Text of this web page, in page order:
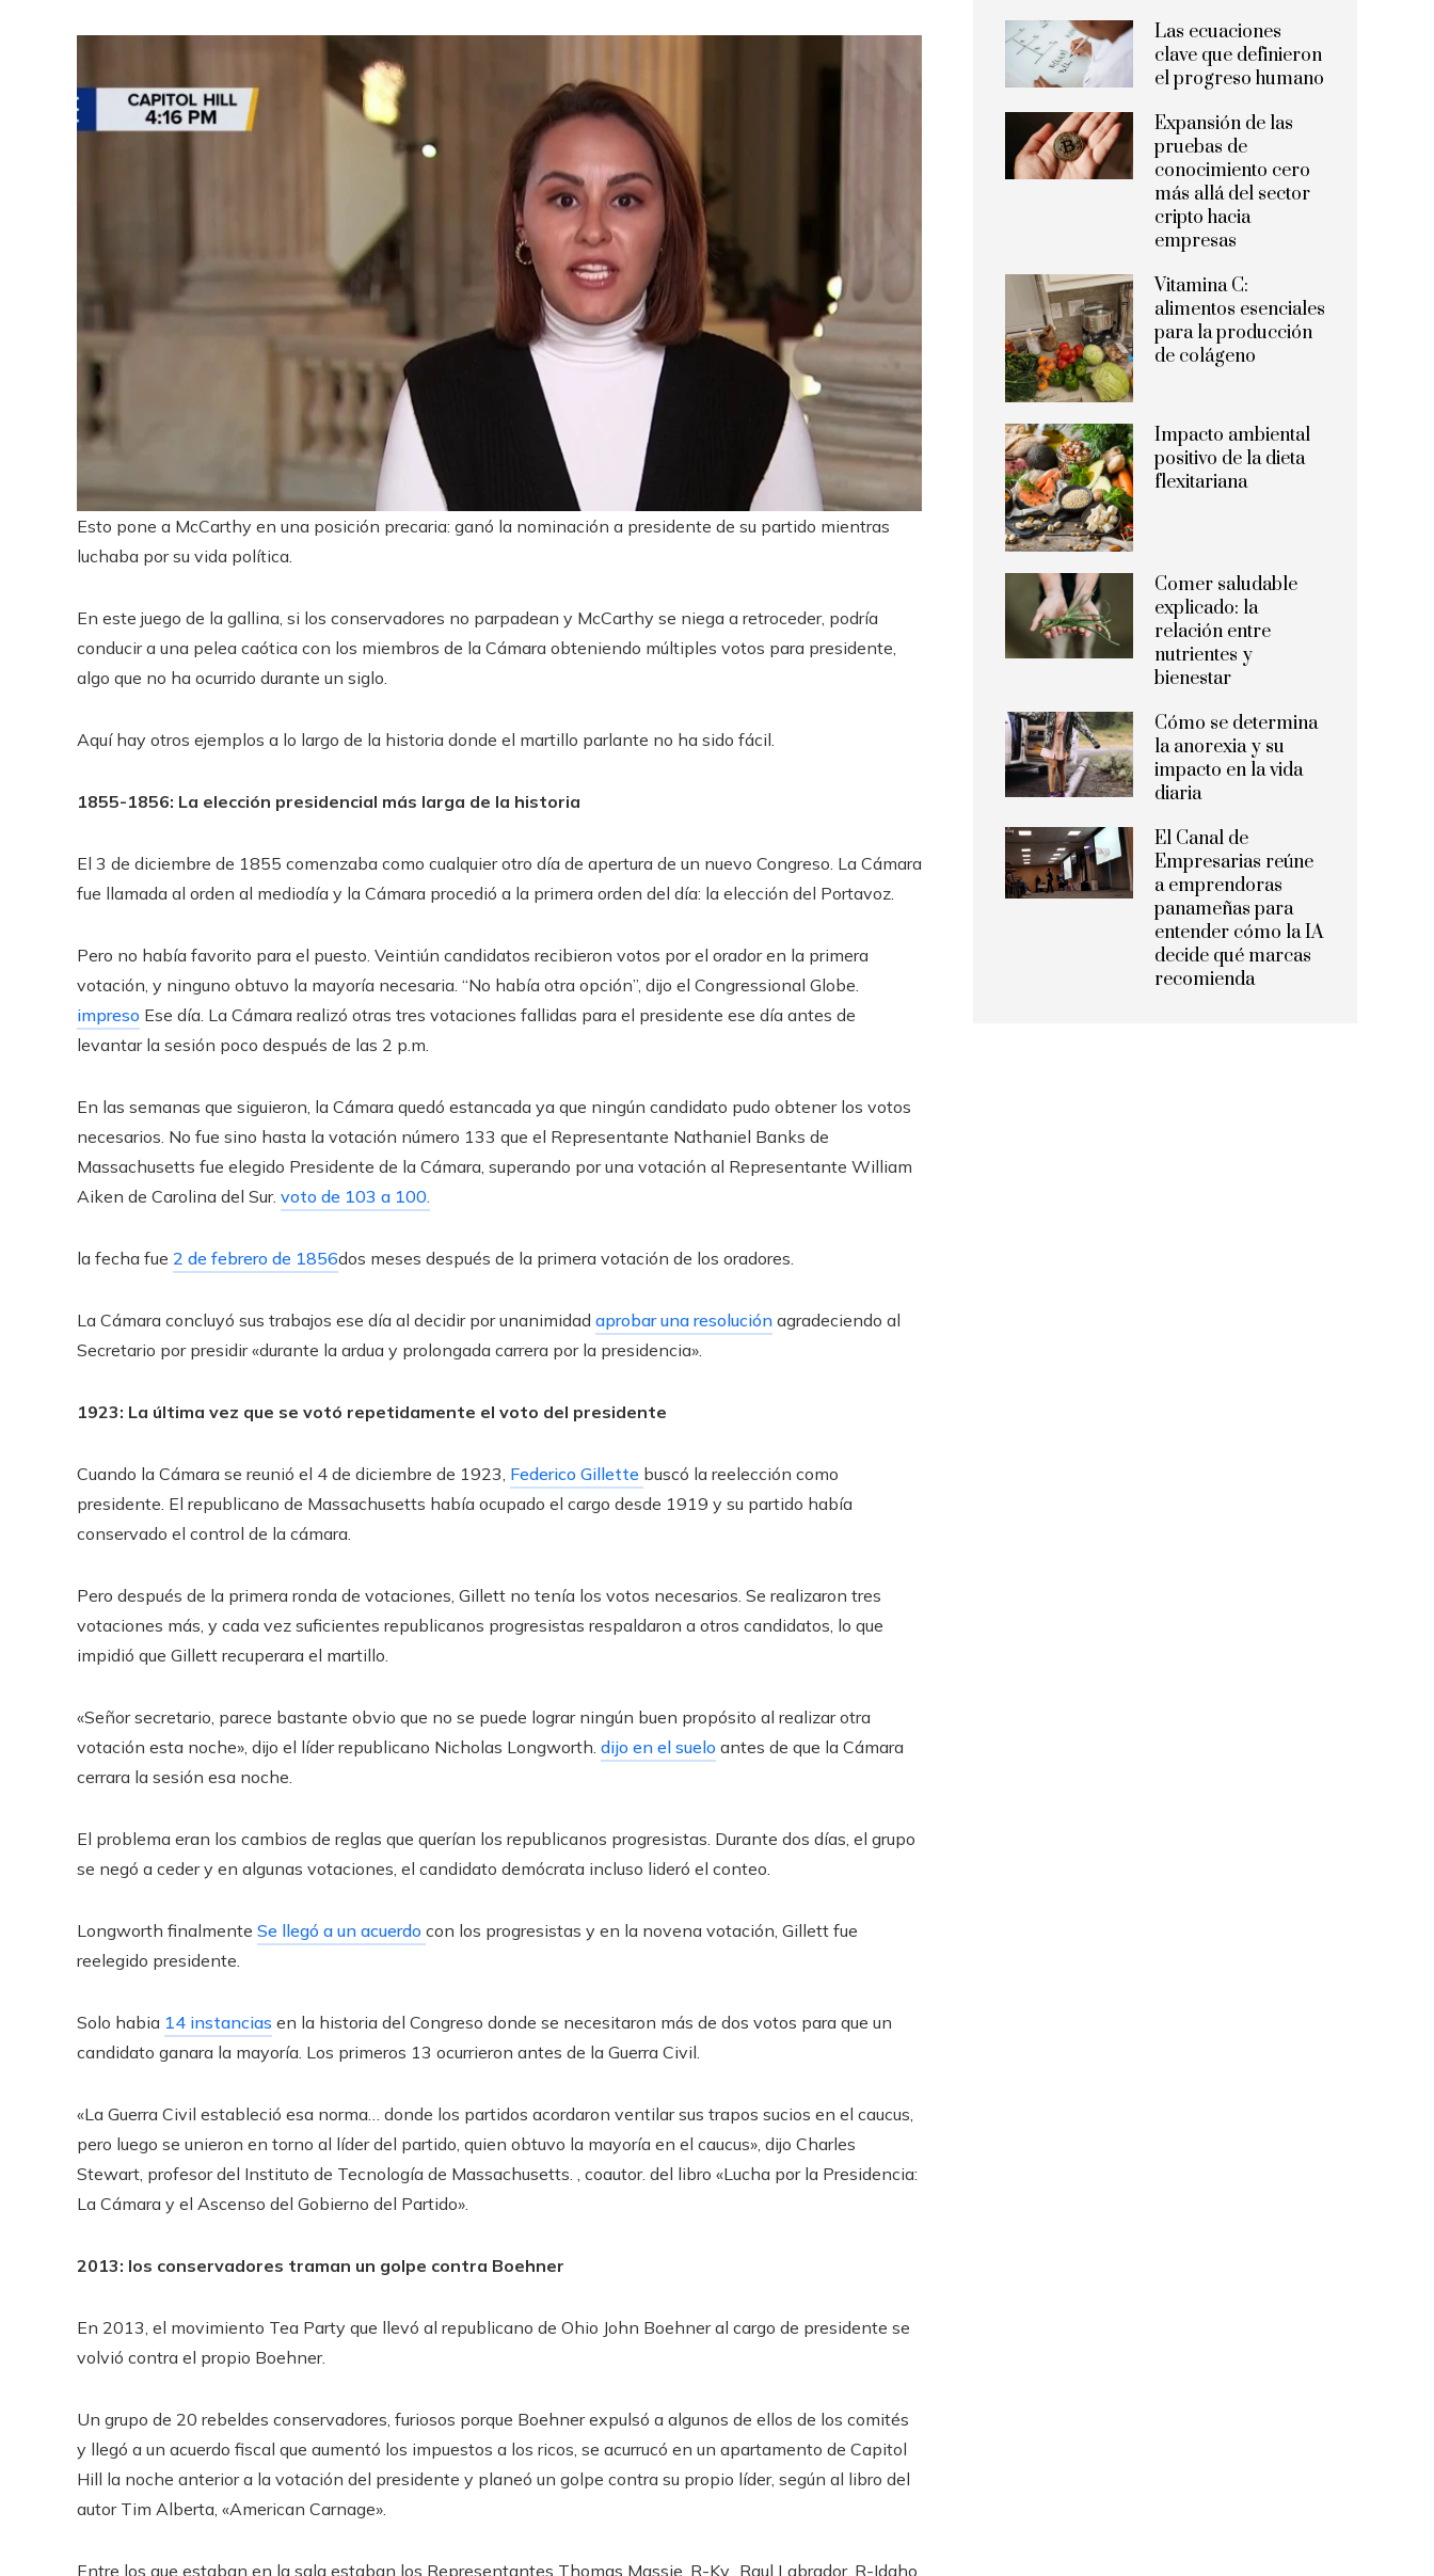
Esto pone a McCarthy en una posición precaria: ganó la nominación a presidente de su partido mientras
luchaba por su vida política.
En este juego de la gallina, si los conservadores no parpadean y McCarthy se niega a retroceder, podría
conducir a una pelea caótica con los miembros de la Cámara obteniendo múltiples votos para presidente,
algo que no ha ocurrido durante un siglo.
Aquí hay otros ejemplos a lo largo de la historia donde el martillo parlante no ha sido fácil.
1855-1856: La elección presidencial más larga de la historia
El 3 de diciembre de 1855 comenzaba como cualquier otro día de apertura de un nuevo Congreso. La Cámara
fue llamada al orden al mediodía y la Cámara procedió a la primera orden del día: la elección del Portavoz.
Pero no había favorito para el puesto. Veintiún candidatos recibieron votos por el orador en la primera
votación, y ninguno obtuvo la mayoría necesaria. “No había otra opción”, dijo el Congressional Globe.
impreso Ese día. La Cámara realizó otras tres votaciones fallidas para el presidente ese día antes de
levantar la sesión poco después de las 2 p.m.
En las semanas que siguieron, la Cámara quedó estancada ya que ningún candidato pudo obtener los votos
necesarios. No fue sino hasta la votación número 133 que el Representante Nathaniel Banks de
Massachusetts fue elegido Presidente de la Cámara, superando por una votación al Representante William
Aiken de Carolina del Sur. voto de 103 a 100.
la fecha fue 2 de febrero de 1856dos meses después de la primera votación de los oradores.
La Cámara concluyó sus trabajos ese día al decidir por unanimidad aprobar una resolución agradeciendo al
Secretario por presidir «durante la ardua y prolongada carrera por la presidencia».
1923: La última vez que se votó repetidamente el voto del presidente
Cuando la Cámara se reunió el 4 de diciembre de 1923, Federico Gillette buscó la reelección como
presidente. El republicano de Massachusetts había ocupado el cargo desde 1919 y su partido había
conservado el control de la cámara.
Pero después de la primera ronda de votaciones, Gillett no tenía los votos necesarios. Se realizaron tres
votaciones más, y cada vez suficientes republicanos progresistas respaldaron a otros candidatos, lo que
impidió que Gillett recuperara el martillo.
«Señor secretario, parece bastante obvio que no se puede lograr ningún buen propósito al realizar otra
votación esta noche», dijo el líder republicano Nicholas Longworth. dijo en el suelo antes de que la Cámara
cerrara la sesión esa noche.
El problema eran los cambios de reglas que querían los republicanos progresistas. Durante dos días, el grupo
se negó a ceder y en algunas votaciones, el candidato demócrata incluso lideró el conteo.
Longworth finalmente Se llegó a un acuerdo con los progresistas y en la novena votación, Gillett fue
reelegido presidente.
Solo habia 14 instancias en la historia del Congreso donde se necesitaron más de dos votos para que un
candidato ganara la mayoría. Los primeros 13 ocurrieron antes de la Guerra Civil.
«La Guerra Civil estableció esa norma… donde los partidos acordaron ventilar sus trapos sucios en el caucus,
pero luego se unieron en torno al líder del partido, quien obtuvo la mayoría en el caucus», dijo Charles
Stewart, profesor del Instituto de Tecnología de Massachusetts. , coautor. del libro «Lucha por la Presidencia:
La Cámara y el Ascenso del Gobierno del Partido».
2013: los conservadores traman un golpe contra Boehner
En 2013, el movimiento Tea Party que llevó al republicano de Ohio John Boehner al cargo de presidente se
volvió contra el propio Boehner.
Un grupo de 20 rebeldes conservadores, furiosos porque Boehner expulsó a algunos de ellos de los comités
y llegó a un acuerdo fiscal que aumentó los impuestos a los ricos, se acurrucó en un apartamento de Capitol
Hill la noche anterior a la votación del presidente y planeó un golpe contra su propio líder, según al libro del
autor Tim Alberta, «American Carnage».
Entre los que estaban en la sala estaban los Representantes Thomas Massie, R-Ky., Raul Labrador, R-Idaho
Las ecuaciones
clave que definieron
el progreso humano
Expansión de las
pruebas de
conocimiento cero
más allá del sector
cripto hacia
empresas
Vitamina C:
alimentos esenciales
para la producción
de colágeno
Impacto ambiental
positivo de la dieta
flexitariana
Comer saludable
explicado: la
relación entre
nutrientes y
bienestar
Cómo se determina
la anorexia y su
impacto en la vida
diaria
El Canal de
Empresarias reúne
a emprendoras
panameñas para
entender cómo la IA
decide qué marcas
recomienda